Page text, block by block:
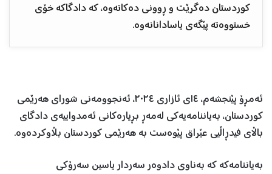
کوردستان دەگرێت و ڕوونی دەکاتەوە، کە دادگاکە خۆی
خستووەتە پێگەی یاسادانانەوە.
ئەمڕۆ پێنجشەم، ١٤ی ئازاری ٢٠٢٤، ئەنجوومەنی شورای هەرێمی
کوردستان، بەیاننامەیەکی لەمەڕ بڕیارەکانی ئەمدواییەی دادگای
باڵای فیدڕاڵیی عێراق پێوەست بە هەرێمی کوردستان بڵاوکردەوە.
بەیاننامەکە کە بەناوی دادوەر سەردار یاسین سەرۆكی